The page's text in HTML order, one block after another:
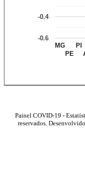
MG
PE
PI
-0.6
-0.4
Painel COVID-19 -
reservados.